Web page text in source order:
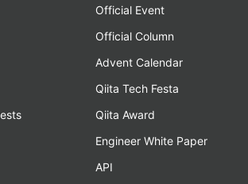
Official Event
Official Column
Advent Calendar
Qiita Tech Festa
Qiita Award
Engineer White Paper
API